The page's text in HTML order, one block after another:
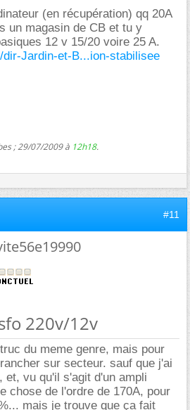
(en récupération) qq 20A
un magasin de CB et tu y
12 v 15/20 voire 25 A.
dir-Jardin-et-B...ion-stabilisee
; 29/07/2009 à 12h18.
#11
220v/12v
du meme genre, mais pour
sur secteur. sauf que j'ai
et, vu qu'il s'agit d'un ampli
chose de l'ordre de 170A, pour
mais je trouve que ça fait